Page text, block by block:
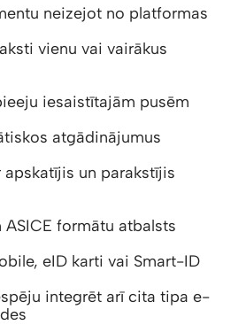
neizejot no platformas
vienu vai vairākus
iesaistītajām pusēm
atgādinājumus
apskatījis un parakstījis
ASICE formātu atbalsts
eID karti vai Smart-ID
integrēt arī cita tipa e-